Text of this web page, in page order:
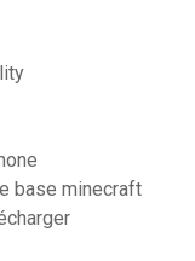
base minecraft